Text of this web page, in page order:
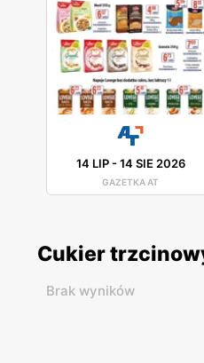
14 LIP-14 SIE 2026
GAZETKA AT
Cukier
Brak wyników